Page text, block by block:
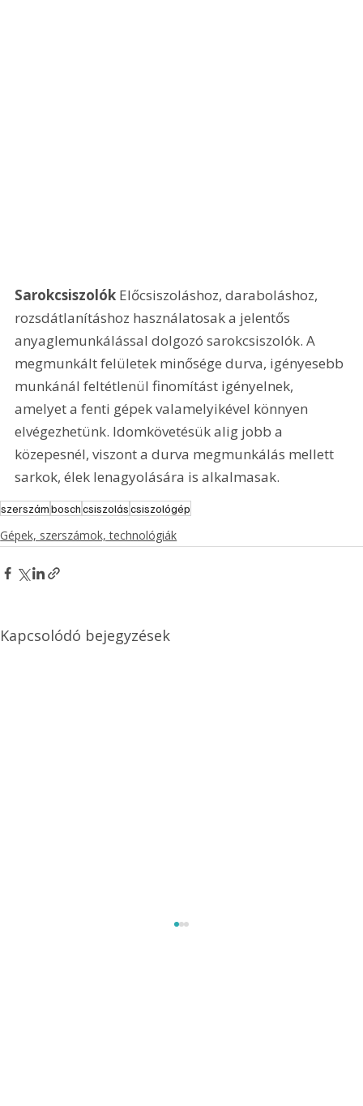
Sarokcsiszolók Előcsiszoláshoz, daraboláshoz,
rozsdátlanításhoz használatosak a jelentős
anyaglemunkálással dolgozó sarokcsiszolók. A
megmunkált felületek minősége durva, igényesebb
munkánál feltétlenül finomítást igényelnek,
amelyet a fenti gépek valamelyikével könnyen
elvégezhetünk. Idomkövetésük alig jobb a
közepesnél, viszont a durva megmunkálás mellett
sarkok, élek lenagyolására is alkalmasak.
szerszámboschcsiszoláscsiszológép
Gépek, szerszámok, technológiák
Kapcsolódó bejegyzések